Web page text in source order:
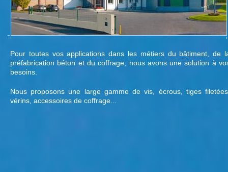
Pour toutes vos applications dans les métiers du bâtiment, de
préfabrication béton et du coffrage, nous avons une solution à
besoins.
Nous proposons une large gamme de vis, écrous, tiges
vérins, accessoires de coffrage...